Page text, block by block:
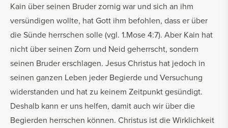
Kain über seinen Bruder zornig war und sich an ihm
versündigen wollte, hat Gott ihm befohlen, dass er über
die Sünde herrschen solle (vgl. 1.Mose 4:7). Aber Kain hat
nicht über seinen Zorn und Neid geherrscht, sondern
seinen Bruder erschlagen. Jesus Christus hat jedoch in
seinen ganzen Leben jeder Begierde und Versuchung
widerstanden und hat zu keinem Zeitpunkt gesündigt.
Deshalb kann er uns helfen, damit auch wir über die
Begierden herrschen können. Christus ist die Wirklichkeit